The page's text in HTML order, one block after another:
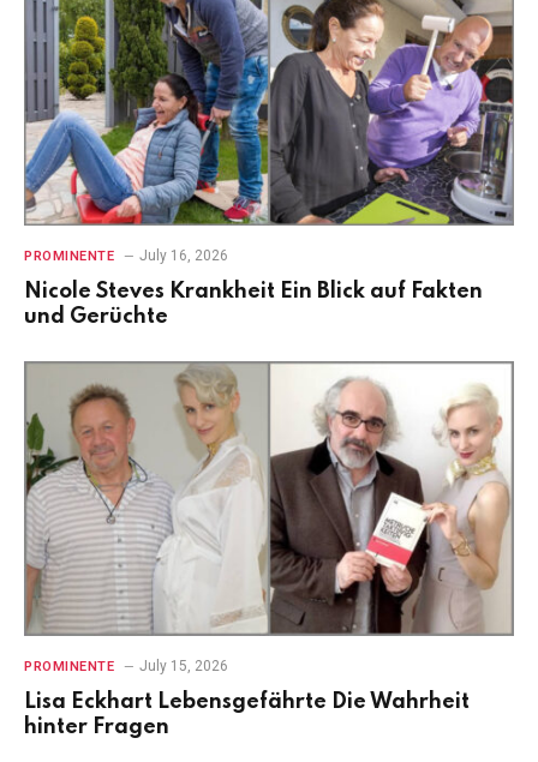
PROMINENTE July 16, 2026
Nicole Steves Krankheit Ein Blick auf Fakten
und Gerüchte
PROMINENTE July 15, 2026
Lisa Eckhart Lebensgefährte Die Wahrheit
hinter Fragen